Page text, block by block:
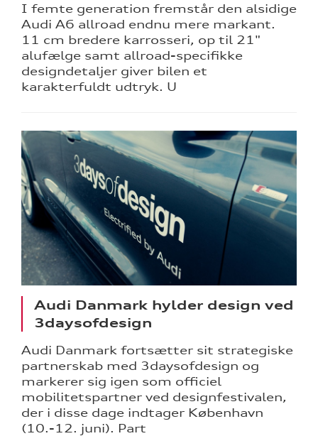
I femte generation fremstår den alsidige
Audi A6 allroad endnu mere markant.
11 cm bredere karrosseri, op til 21"
alufælge samt allroad-specifikke
designdetaljer giver bilen et
karakterfuldt udtryk. U
Audi Danmark hylder design ved
3daysofdesign
Audi Danmark fortsætter sit strategiske
partnerskab med 3daysofdesign og
markerer sig igen som officiel
mobilitetspartner ved designfestivalen,
der i disse dage indtager København
(10.-12. juni). Part